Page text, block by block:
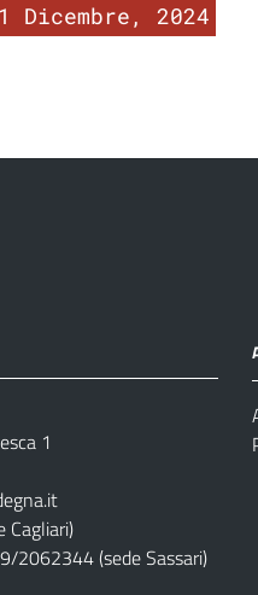
Dicembre, 2024
1
Cagliari)
2062344 (sede Sassari)